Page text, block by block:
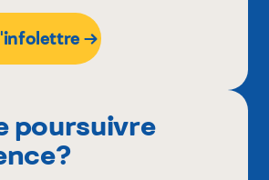
poursuivre